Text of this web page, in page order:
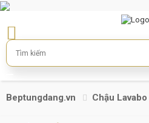
Beptungdang.vn Chậu